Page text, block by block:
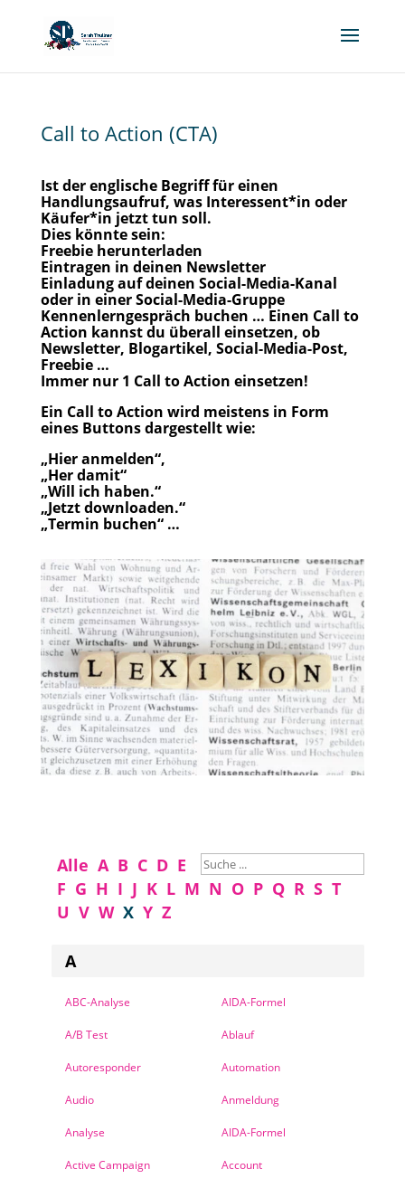
Call to Action (CTA)
Ist der englische Begriff für einen
Handlungsaufruf, was Interessent*in oder
Käufer*in jetzt tun soll.
Dies könnte sein:
Freebie herunterladen
Eintragen in deinen Newsletter
Einladung auf deinen Social-Media-Kanal
oder in einer Social-Media-Gruppe
Kennenlerngespräch buchen … Einen Call to
Action kannst du überall einsetzen, ob
Newsletter, Blogartikel, Social-Media-Post,
Freebie …
Immer nur 1 Call to Action einsetzen!
Ein Call to Action wird meistens in Form
eines Buttons dargestellt wie:
„Hier anmelden“,
„Her damit“
„Will ich haben.“
„Jetzt downloaden.“
„Termin buchen“ …
Alle A B C D E
F G H I J K L M N O P Q R S T
U V W X Y Z
A
ABC-Analyse AIDA-Formel
A/B Test Ablauf
Autoresponder Automation
Audio Anmeldung
Analyse AIDA-Formel
Active Campaign Account